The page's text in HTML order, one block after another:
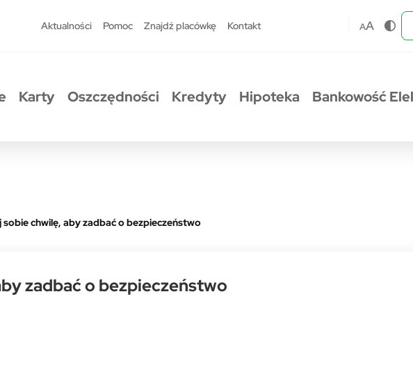
Aktualności Pomoc Znajdź placówkę Kontakt AA
Karty Oszczędności Kredyty Hipoteka Bankowość
sobie chwilę, aby zadbać o bezpieczeństwo
zadbać o bezpieczeństwo